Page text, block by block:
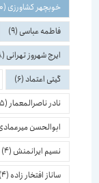
خوبچهر کشاورزی(10)
فاطمه عباسی(9)
ایرج شهروز تهرانی(8)
گیتی اعتماد(6)
نادر ناصرالمعمار(5)
ابوالحسن میرعمادی(4)
نسیم ایرانمنش(4)
ساناز افتخار زاده(4)